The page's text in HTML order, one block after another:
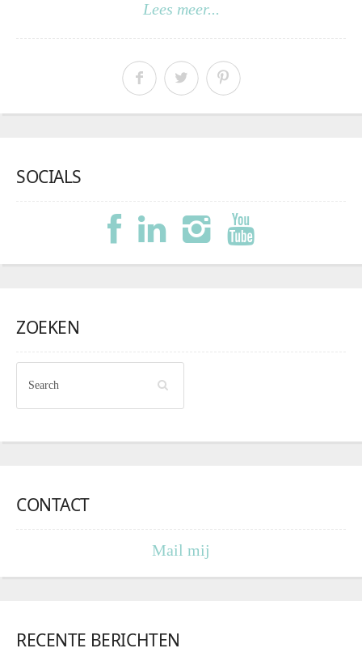
Lees meer...
SOCIALS
ZOEKEN
CONTACT
Mail mij
RECENTE BERICHTEN